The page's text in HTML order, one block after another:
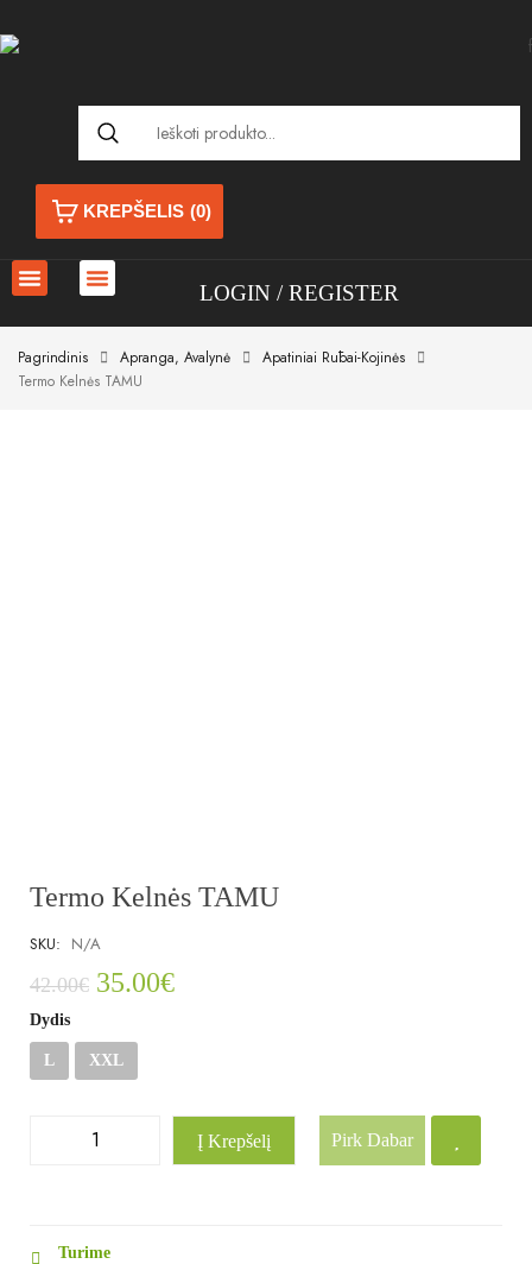
KREPŠELIS (0)
LOGIN REGISTER
Pagrindinis Apranga, Avalynė
Apatiniai Rūbai-Kojinės
Termo Kelnės TAMU
Termo Kelnės TAMU
SKU: N/A
42.00€ 35.00€
Dydis
L XXL
Į Krepšelį Pirk Dabar
Turime